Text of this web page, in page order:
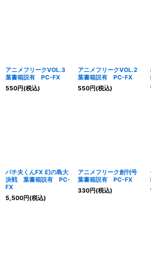
アニメフリークVOL.3
葉書箱説有 PC-FX
550円(税込)
アニメフリークVOL.2
葉書箱説有 PC-FX
550円(税込)
パチ夫くんFX 幻の島大
決戦 葉書箱説有 PC-
FX
5,500円(税込)
アニメフリーク創刊号
葉書箱説有 PC-FX
330円(税込)